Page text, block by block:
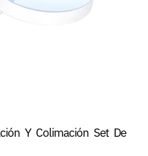
Y Colimación Set De